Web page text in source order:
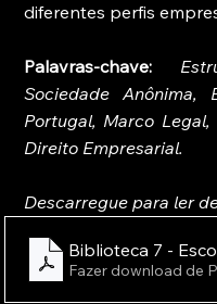
diferentes perfis
Palavras-chave:
Sociedade Anônima,
Portugal, Marco Legal,
Direito Empresarial.
Descarregue para ler
Biblioteca 7 -
Fazer download de